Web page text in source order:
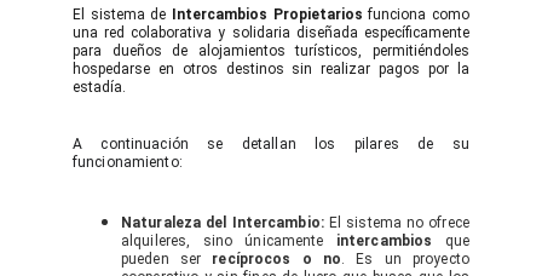
El sistema de Intercambios Propietarios funciona como
una red colaborativa y solidaria diseñada específicamente
para dueños de alojamientos turísticos, permitiéndoles
hospedarse en otros destinos sin realizar pagos por la
estadía.
A continuación se detallan los pilares de su
funcionamiento:
Naturaleza del Intercambio:El sistema no ofrece
alquileres, sino únicamente intercambios que
pueden ser recíprocos o no. Es un proyecto